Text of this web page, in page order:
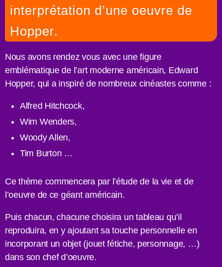
interprétation d’une oeuvre de
Hopper.
Nous avons rendez vous avec une figure
emblématique de l’art moderne américain, Edward
Hopper, qui a inspiré de nombreux cinéastes comme :
Alfred Hitchcock,
Wim Wenders,
Woody Allen,
Tim Burton …
Ce thème commencera par l’étude de la vie et de
l’oeuvre de ce géant américain.
Puis chacun, chacune choisira un tableau qu’il
reproduira, en y ajoutant sa touche personnelle en
incorporant un objet (jouet fétiche, personnage, …)
dans son chef d’oeuvre.